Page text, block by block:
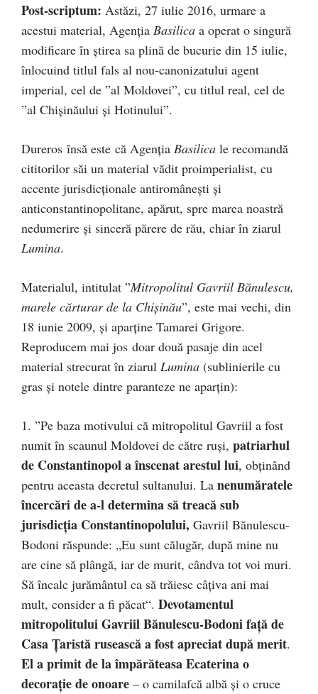
Post-scriptum: Astăzi, 27 iulie 2016, urmare a
acestui material, Agenția Basilica a operat o singură
modificare în știrea sa plină de bucurie din 15 iulie,
înlocuind titlul fals al nou-canonizatului agent
imperial, cel de ”al Moldovei”, cu titlul real, cel de
”al Chișinăului și Hotinului”.
Dureros însă este că Agenția Basilica le recomandă
cititorilor săi un material vădit proimperialist, cu
accente jurisdicționale antiromânești și
anticonstantinopolitane, apărut, spre marea noastră
nedumerire și sinceră părere de rău, chiar în ziarul
Lumina.
Materialul, intitulat ”Mitropolitul Gavriil Bănulescu,
marele cărturar de la Chişinău”, este mai vechi, din
18 iunie 2009, și aparține Tamarei Grigore.
Reproducem mai jos doar două pasaje din acel
material strecurat în ziarul Lumina (sublinierile cu
gras și notele dintre paranteze ne aparțin):
1. ”Pe baza motivului că mitropolitul Gavriil a fost
numit în scaunul Moldovei de către ruşi, patriarhul
de Constantinopol a înscenat arestul lui, obţinând
pentru aceasta decretul sultanului. La nenumăratele
încercări de a-l determina să treacă sub
jurisdicţia Constantinopolului, Gavriil Bănulescu-
Bodoni răspunde: „Eu sunt călugăr, după mine nu
are cine să plângă, iar de murit, cândva tot voi muri.
Să încalc jurământul ca să trăiesc câţiva ani mai
mult, consider a fi păcat“. Devotamentul
mitropolitului Gavriil Bănulescu-Bodoni faţă de
Casa Ţaristă rusească a fost apreciat după merit.
El a primit de la împărăteasa Ecaterina o
decoraţie de onoare – o camilafcă albă şi o cruce